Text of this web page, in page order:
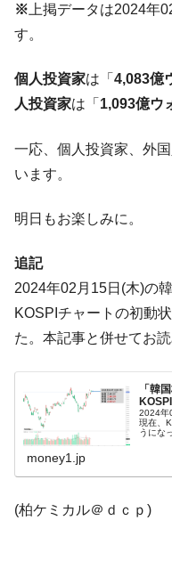
く空港に詰めかけ「出
ドを掲げる「在韓反米勢
ータセンター整備」⇒
『Money1』
JPモルガ
『Money1』
韓国『国
発。
ャンペーン」⇒ あの名物
『Money1』
ぎ」では。
『Money1』
韓国鉄
営業利益80.2％も減少
にぶん殴る法案」提出
する差別。許してはおか
『Money1』
韓国ボ
他人事のような発言。
『Money1』
韓国･加
※ 上掲データは2024年
す。
個人投資家は「 4,083億
人投資家は「 1,093億ウ
一応、個人投資家、外
います。
明日もお楽しみに。
追記
2024年02月15日(木)の
KOSPIチャートの初動
た。本記事と併せてお
「韓
2024年
現在、
うにな
money1.jp
(柏ケミカル＠ｄｃｐ)